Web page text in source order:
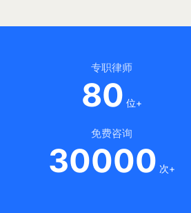
专职律师
80 位+
免费咨询
30000 次+